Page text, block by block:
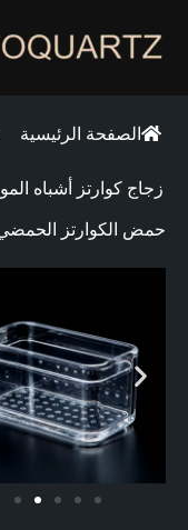
الصفحة الرئيسية
زجاج كوارتز أشباه
حمض الكوارتز